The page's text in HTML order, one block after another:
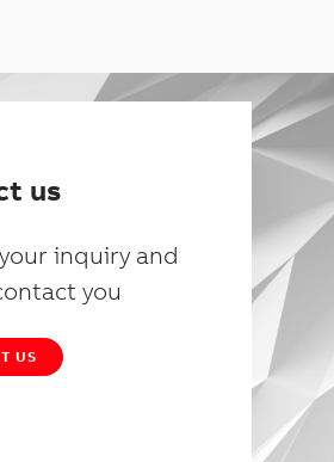
us
inquiry and
you
US